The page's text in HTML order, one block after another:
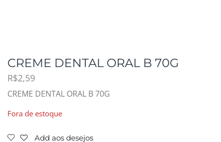
CREME DENTAL ORAL B 70G
R$2,59
CREME DENTAL ORAL B 70G
Fora de estoque
Add aos desejos